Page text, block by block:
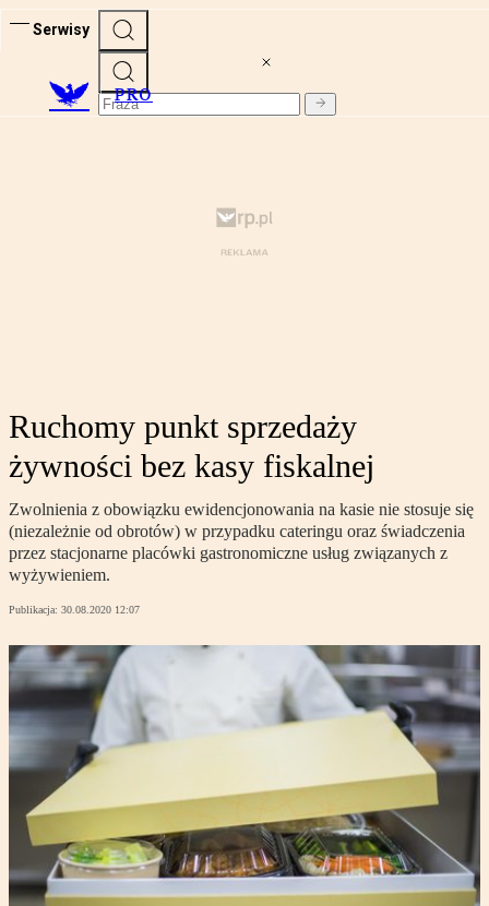
Serwisy
PRO
Ruchomy punkt sprzedaży
żywności bez kasy fiskalnej
Zwolnienia z obowiązku ewidencjonowania na kasie nie stosuje się
(niezależnie od obrotów) w przypadku cateringu oraz świadczenia
przez stacjonarne placówki gastronomiczne usług związanych z
wyżywieniem.
Publikacja: 30.08.2020 12:07